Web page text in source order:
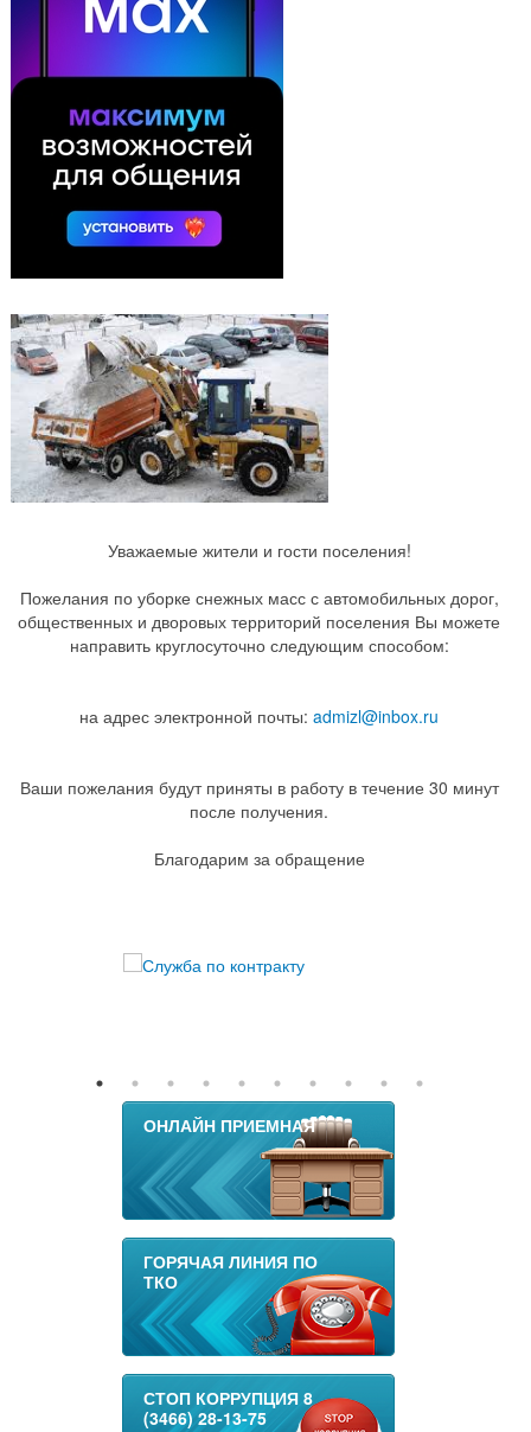
Уважаемые жители и гости поселения!
Пожелания по уборке снежных масс с автомобильных дорог,
общественных и дворовых территорий поселения Вы можете
направить круглосуточно следующим способом:
на адрес электронной почты: admizl@inbox.ru
Ваши пожелания будут приняты в работу в течение 30 минут
после получения.
Благодарим за обращение
ОНЛАЙН ПРИЕМНАЯ
ГОРЯЧАЯ ЛИНИЯ ПО
ТКО
СТОП КОРРУПЦИЯ 8
(3466) 28-13-75